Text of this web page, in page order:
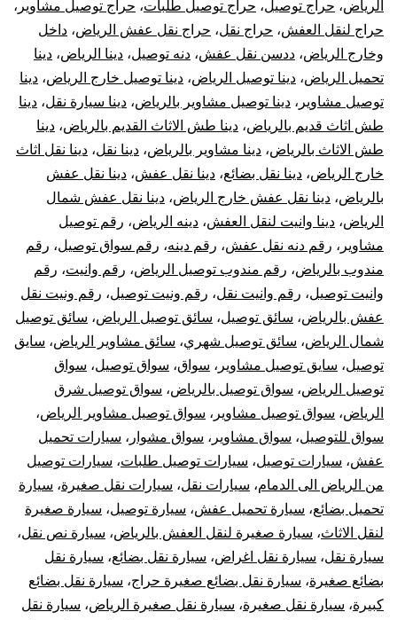
الرياض، حراج توصيل، حراج توصيل طلبات، حراج توصيل مشاوير ،
حراج لنقل العفش، حراج نقل، حراج نقل عفش الرياض، داخل
وخارج الرياض، ددسن نقل عفش، دنه توصيل، دينا الرياض، دينا
تحميل الرياض، دينا توصيل الرياض، دينا توصيل خارج الرياض، دينا
توصيل مشاوير ، دينا توصيل مشاوير بالرياض، دينا سيارة نقل، دينا
طش اثاث قديم بالرياض، دينا طش الاثاث القديم بالرياض، دينا
طش الاثاث بالرياض، دينا مشاوير بالرياض، دينا نقل، دينا نقل اثاث
خارج الرياض، دينا نقل بضائع، دينا نقل عفش، دينا نقل عفش
بالرياض، دينا نقل عفش خارج الرياض، دينا نقل عفش شمال
الرياض، دينا وانيت لنقل العفش، دينه الرياض، رقم توصيل
مشاوير ، رقم دنه نقل عفش، رقم دينه، رقم سواق توصيل، رقم
مندوب بالرياض، رقم مندوب توصيل الرياض، رقم وانيت، رقم
وانيت توصيل، رقم وانيت نقل، رقم ونيت توصيل، رقم ونيت نقل
عفش بالرياض، سائق توصيل، سائق توصيل الرياض، سائق توصيل
شمال الرياض، سائق توصيل شهري، سائق مشاوير الرياض، سايق
توصيل، سايق توصيل مشاوير ، سواق، سواق توصيل، سواق
توصيل الرياض، سواق توصيل بالرياض، سواق توصيل شرق
الرياض، سواق توصيل مشاوير ، سواق توصيل مشاوير الرياض،
سواق للتوصيل، سواق مشاوير ، سواق مشوار ، سيارات تحميل
عفش، سيارات توصيل، سيارات توصيل طلبات، سيارات توصيل
من الرياض الى الدمام، سيارات نقل، سيارات نقل صغيرة، سيارة
تحميل بضائع، سيارة تحميل عفش، سيارة توصيل، سيارة صغيرة
لنقل الاثاث، سيارة صغيرة لنقل العفش بالرياض، سيارة نص نقل،
سيارة نقل، سيارة نقل اغراض، سيارة نقل بضائع، سيارة نقل
بضائع صغيرة، سيارة نقل بضائع صغيرة حراج، سيارة نقل بضائع
كبيرة، سيارة نقل صغيرة، سيارة نقل صغيرة الرياض، سيارة نقل